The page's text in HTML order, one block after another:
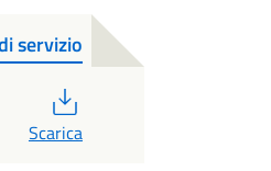
servizio
Scarica